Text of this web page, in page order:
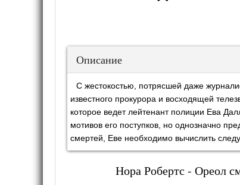
Описание
С жестокостью, потрясшей даже
известного прокурора и восходящей
которое ведет лейтенант полиции Ева
мотивов его поступков, но однозначно
смертей, Еве необходимо вычислить
Нора Робертс - Ореол